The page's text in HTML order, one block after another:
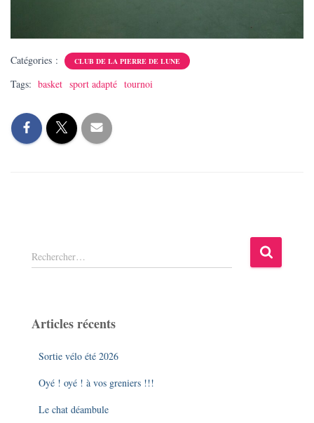
Catégories : CLUB DE LA PIERRE DE LUNE
Tags: basket sport adapté tournoi
R
e
r
Rechercher…
Articles récents
Sortie vélo été 2026
Oyé ! oyé ! à vos greniers !!!
Le chat déambule